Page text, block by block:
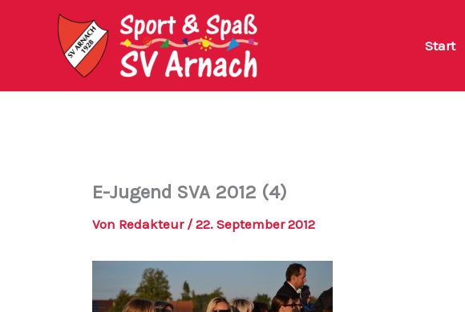
Start
E-Jugend SVA 2012 (4)
Von Redakteur /22. September 2012